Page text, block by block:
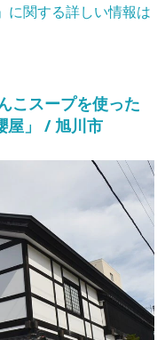
に関する詳しい情報は
こスープを使った
屋」 / 旭川市